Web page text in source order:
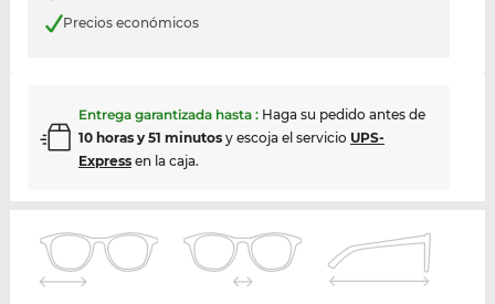
Precios económicos
Entrega garantizada hasta : Haga su pedido antes de
10 horas y 51 minutosy escoja el servicio UPS-
Expressen la caja.